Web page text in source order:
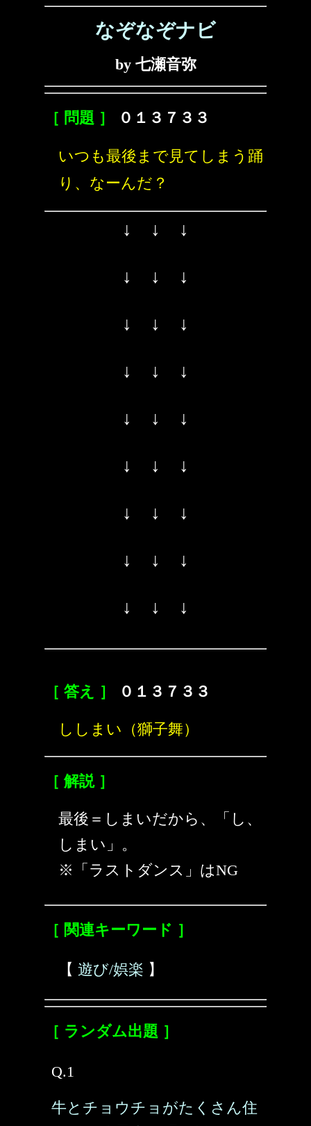
なぞなぞナビ
by 七瀬音弥
［ 問題 ］ ０１３７３３
いつも最後まで見てしまう踊
り、なーんだ？
↓ ↓ ↓
↓ ↓ ↓
↓ ↓ ↓
↓ ↓ ↓
↓ ↓ ↓
↓ ↓ ↓
↓ ↓ ↓
↓ ↓ ↓
↓ ↓ ↓
［ 答え ］ ０１３７３３
ししまい（獅子舞）
［ 解説 ］
最後＝しまいだから、「し、
しまい」。
※「ラストダンス」はNG
［ 関連キーワード ］
【 遊び/娯楽 】
［ ランダム出題 ］
Q.1
牛とチョウチョがたくさん住